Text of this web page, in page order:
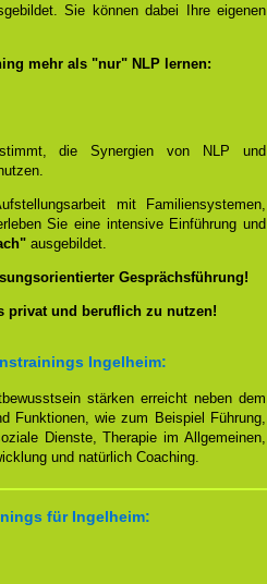
Sie können dabei Ihre eigenen
mehr als "nur" NLP lernen:
die Synergien von NLP und
mit Familiensystemen,
Sie eine intensive Einführung und
ausgebildet.
Gesprächsführung!
privat und beruflich zu nutzen!
Ingelheim:
stärken erreicht neben dem
Funktionen, wie zum Beispiel Führung,
Dienste, Therapie im Allgemeinen,
und natürlich Coaching.
für Ingelheim: